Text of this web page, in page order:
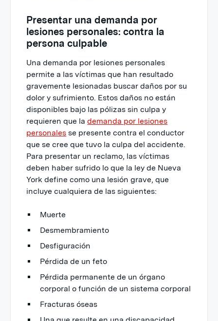
Presentar una demanda por
lesiones personales: contra la
persona culpable
Una demanda por lesiones personales
permite a las víctimas que han resultado
gravemente lesionadas buscar daños por su
dolor y sufrimiento. Estos daños no están
disponibles bajo las pólizas sin culpa y
requieren que lademanda por lesiones
personales se presente contra el conductor
que se cree que tuvo la culpa del accidente.
Para presentar un reclamo, las víctimas
deben haber sufrido lo que la ley de Nueva
York define como una lesión grave, que
incluye cualquiera de las siguientes:
Muerte
Desmembramiento
Desfiguración
Pérdida de un feto
Pérdida permanente de un órgano
corporal o función de un sistema corporal
Fracturas óseas